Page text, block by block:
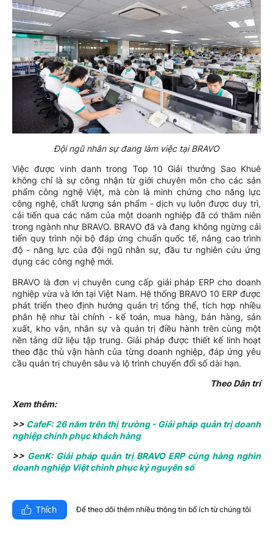
Đội ngũ nhân sự đang làm việc tại BRAVO
Việc được vinh danh trong Top 10 Giải thưởng Sao Khuê
không chỉ là sự công nhận từ giới chuyên môn cho các sản
phẩm công nghệ Việt, mà còn là minh chứng cho năng lực
công nghệ, chất lượng sản phẩm - dịch vụ luôn được duy trì,
cải tiến qua các năm của một doanh nghiệp đã có thâm niên
trong ngành như BRAVO. BRAVO đã và đang không ngừng cải
tiến quy trình nội bộ đáp ứng chuẩn quốc tế, nâng cao trình
độ - năng lực của đội ngũ nhân sự, đầu tư nghiên cứu ứng
dụng các công nghệ mới.
BRAVO là đơn vị chuyên cung cấp giải pháp ERP cho doanh
nghiệp vừa và lớn tại Việt Nam. Hệ thống BRAVO 10 ERP được
phát triển theo định hướng quản trị tổng thể, tích hợp nhiều
phân hệ như tài chính - kế toán, mua hàng, bán hàng, sản
xuất, kho vận, nhân sự và quản trị điều hành trên cùng một
nền tảng dữ liệu tập trung. Giải pháp được thiết kế linh hoạt
theo đặc thù vận hành của từng doanh nghiệp, đáp ứng yêu
cầu quản trị chuyên sâu và lộ trình chuyển đổi số dài hạn.
Theo Dân trí
Xem thêm:
>> CafeF: 26 năm trên thị trường - Giải pháp quản trị doanh
nghiệp chinh phục khách hàng
>> GenK: Giải pháp quản trị BRAVO ERP cùng hàng nghìn
doanh nghiệp Việt chinh phục kỷ nguyên số
Thích Để theo dõi thêm nhiều thông tin bổ ích từ chúng tôi​